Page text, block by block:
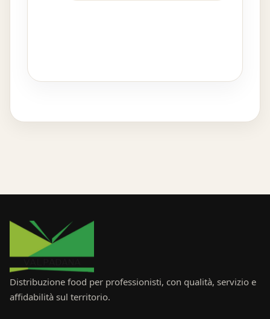
Distribuzione food per professionisti, con qualità, servizio e
affidabilità sul territorio.